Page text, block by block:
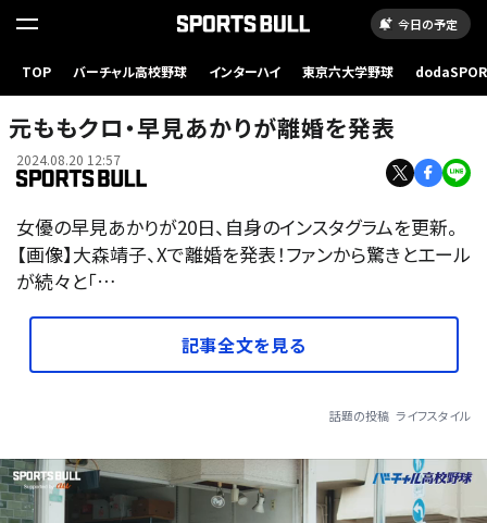
今日の予定
TOP バーチャル高校野球 インターハイ 東京六大学野球
元ももクロ・早見あかりが離婚を発表
2024.08.20 12:57
女優の早見あかりが20日、自身のインスタグラムを更新。
【画像】大森靖子、Xで離婚を発表！ファンから驚きとエール
が続々と「…
記事全文を見る
話題の投稿 ライフスタイル